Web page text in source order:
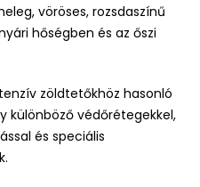
vöröses, rozsdaszínű
hőségben és az őszi
zöldtetőkhöz hasonló
különböző védőrétegekkel,
és speciális